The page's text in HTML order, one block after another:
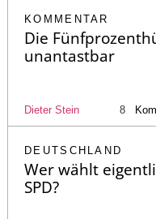
KOMMENTAR
Die
unantastbar
Dieter Stein 8
DEUTSCHLAND
Wer wählt
SPD?